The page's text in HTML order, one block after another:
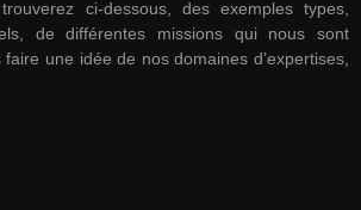
ci-dessous, des exemples types,
de différentes missions qui nous sont
une idée de nos domaines d’expertises,